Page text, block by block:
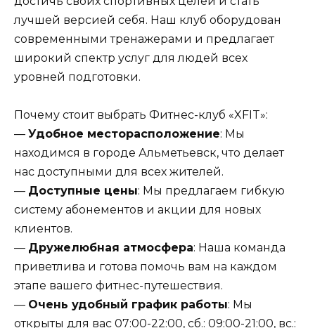
лучшей версией себя. Наш клуб оборудован
современными тренажерами и предлагает
широкий спектр услуг для людей всех
уровней подготовки.
Почему стоит выбрать Фитнес-клуб «XFIT»:
— Удобное месторасположение: Мы
находимся в городе Альметьевск, что делает
нас доступными для всех жителей.
— Доступные цены: Мы предлагаем гибкую
систему абонементов и акции для новых
клиентов.
— Дружелюбная атмосфера: Наша команда
приветлива и готова помочь вам на каждом
этапе вашего фитнес-путешествия.
— Очень удобный график работы: Мы
открыты для вас 07:00-22:00, сб.: 09:00-21:00, вс.: